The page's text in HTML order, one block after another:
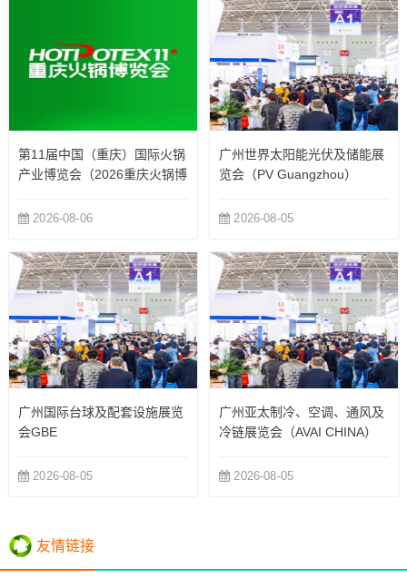
第11届中国（重庆）国际火锅
产业博览会（2026重庆火锅博
2026-08-06
广州世界太阳能光伏及储能展
览会（PV Guangzhou）
2026-08-05
广州国际台球及配套设施展览
会GBE
2026-08-05
广州亚太制冷、空调、通风及
冷链展览会（AVAI CHINA）
2026-08-05
友情链接